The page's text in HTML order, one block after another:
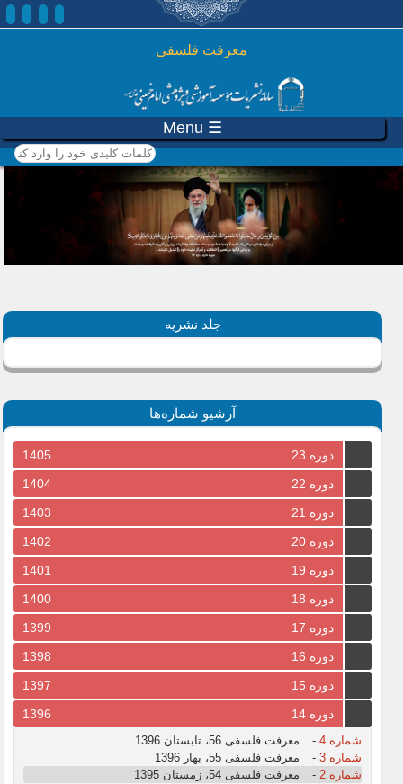
رفتن به محتوای اصلی
معرفت فلسفی
☰ Menu
کلمات کلیدی خود را وارد
کنید
جلد نشریه
آرشیو شماره‌ها
دوره 23
1405
دوره 22
1404
دوره 21
1403
دوره 20
1402
دوره 19
1401
دوره 18
1400
دوره 17
1399
دوره 16
1398
دوره 15
1397
دوره 14
1396
شماره 4 -
معرفت فلسفی 56، تابستان 1396
شماره 3
-
معرفت فلسفی 55، بهار 1396
شماره 2
-
معرفت فلسفی 54، زمستان 1395